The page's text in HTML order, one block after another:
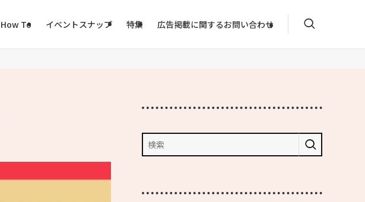
How To イベントスナップ 特集 広告掲載に関するお問い合わせ